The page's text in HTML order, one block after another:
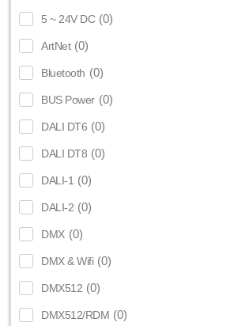
5 ~ 24V DC (0)
ArtNet (0)
Bluetooth (0)
BUS Power (0)
DALI DT6 (0)
DALI DT8 (0)
DALI-1 (0)
DALI-2 (0)
DMX (0)
DMX & Wifi (0)
DMX512 (0)
DMX512/RDM (0)